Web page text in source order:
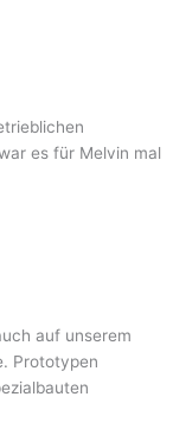
es für Melvin mal
auf unserem
Prototypen